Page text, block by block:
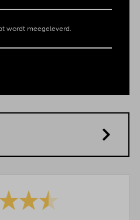
wordt meegeleverd.